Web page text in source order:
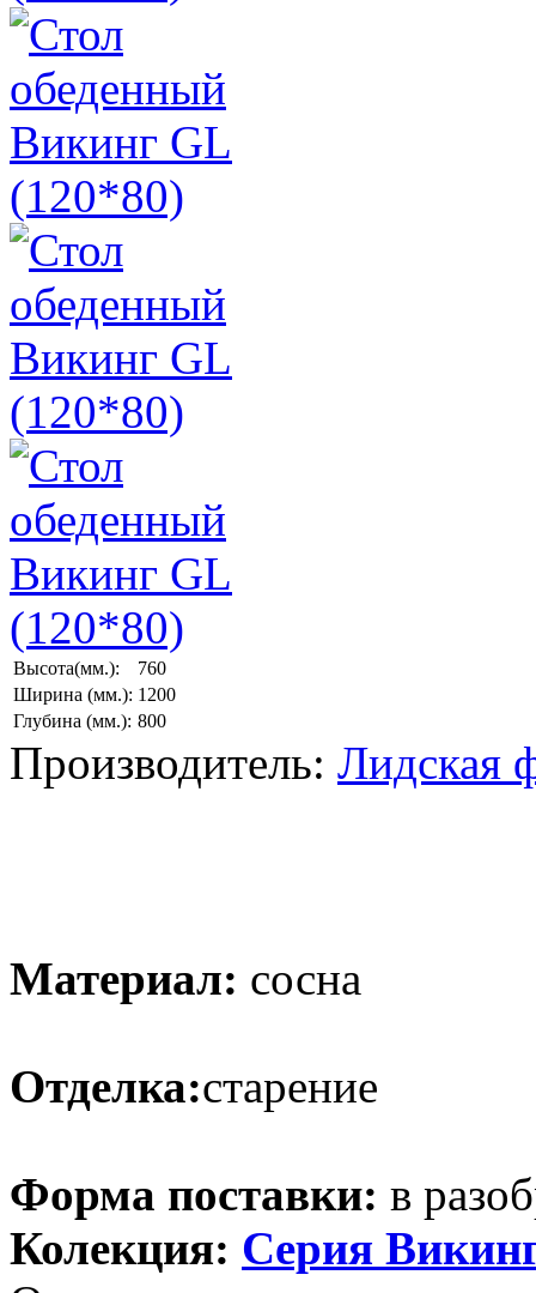
Высота(мм.):
760
Ширина (мм.): 1200
Глубина (мм.): 800
Производитель: Лидская
Материал: сосна
Отделка:старение
Форма поставки: в
Колекция: Серия